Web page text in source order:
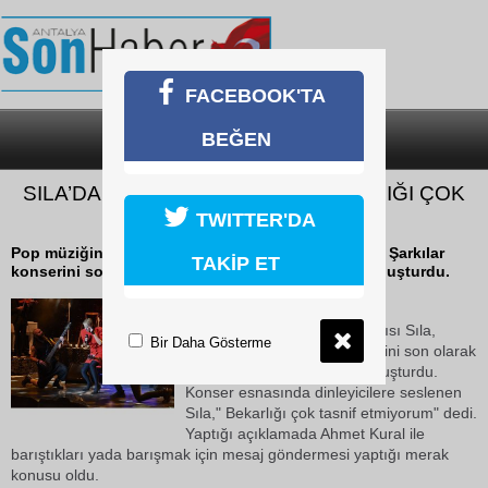
SON DAKİKA
SILA’DAN İSİMSİZ MESAJ... "BEKARLIĞI ÇOK
TASNİF ETMİYORUM"
Pop müziğinin sevilen sanatçısı Sıla, Ondan Kalan Şarkılar
konserini son olarak Bursa'daki dinleyicileri ile buluşturdu.
Pop müziğinin sevilen sanatçısı Sıla,
Ondan Kalan Şarkılar konserini son olarak
Bursa'daki dinleyicileri ile buluşturdu.
Konser esnasında dinleyicilere seslenen
Sıla," Bekarlığı çok tasnif etmiyorum" dedi.
Yaptığı açıklamada Ahmet Kural ile
barıştıkları yada barışmak için mesaj göndermesi yaptığı merak
konusu oldu.
FACEBOOK'TA
BEĞEN
TWITTER'DA
TAKİP ET
Bir Daha Gösterme